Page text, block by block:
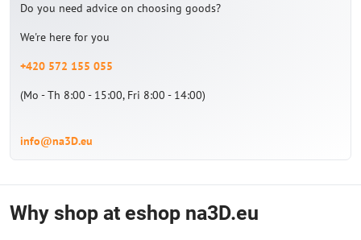
Do you need advice on choosing goods?
We're here for you
+420 572 155 055
(Mo - Th 8:00 - 15:00, Fri 8:00 - 14:00)
info@na3D.eu
Why shop at eshop na3D.eu